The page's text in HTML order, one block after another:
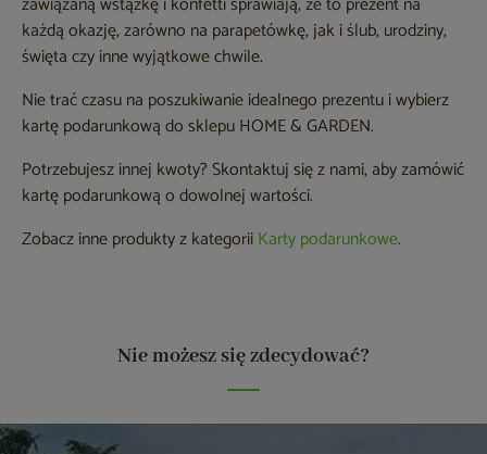
każdą okazję, zarówno na parapetówkę, jak i ślub, urodziny,
święta czy inne wyjątkowe chwile.
Nie trać czasu na poszukiwanie idealnego prezentu i wybierz
kartę podarunkową do sklepu HOME & GARDEN.
Potrzebujesz innej kwoty? Skontaktuj się z nami, aby zamówić
kartę podarunkową o dowolnej wartości.
Zobacz inne produkty z kategoriiKarty podarunkowe.
Nie możesz się zdecydować?